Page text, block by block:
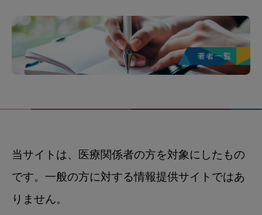
当サイトは、医療関係者の方を対象にしたもの
です。一般の方に対する情報提供サイトではあ
りません。